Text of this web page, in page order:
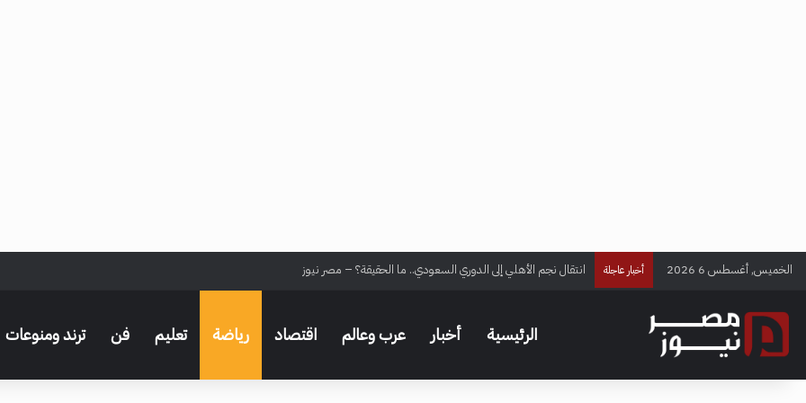
الخميس, أغسطس 6 2026 أخبار عاجلة انتقال نجم الأهلي إلى الدوري السعودي.. ما الحقيقة؟ – مصر نيوز
الرئيسية أخبار عرب وعالم اقتصاد رياضة تعليم فن ترند ومنوعات